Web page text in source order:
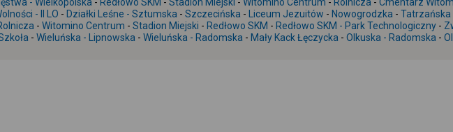
- II LO - Działki Leśne - Sztumska - Szczecińska - Liceum Jezuitów - Nowogrodzka - Tatrzańska
- Witomino Centrum - Stadion Miejski - Redłowo SKM - Redłowo SKM - Park Technologiczny -
- Wieluńska - Lipnowska - Wieluńska - Radomska - Mały Kack Łęczycka - Olkuska - Radomska -